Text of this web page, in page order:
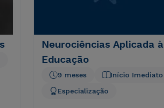
Neurociências Aplicada à
Educação
Início Imediato
9 meses
Especialização